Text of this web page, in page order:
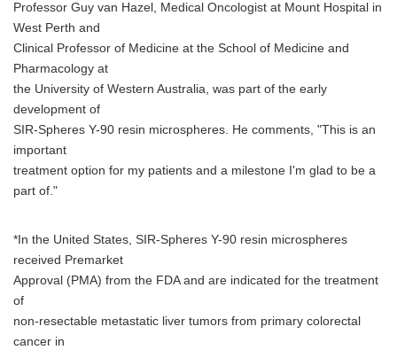
Professor Guy van Hazel, Medical Oncologist at Mount Hospital in
West Perth and
Clinical Professor of Medicine at the School of Medicine and
Pharmacology at
the University of Western Australia, was part of the early
development of
SIR-Spheres Y-90 resin microspheres. He comments, "This is an
important
treatment option for my patients and a milestone I'm glad to be a
part of."
*In the United States, SIR-Spheres Y-90 resin microspheres
received Premarket
Approval (PMA) from the FDA and are indicated for the treatment
of
non-resectable metastatic liver tumors from primary colorectal
cancer in